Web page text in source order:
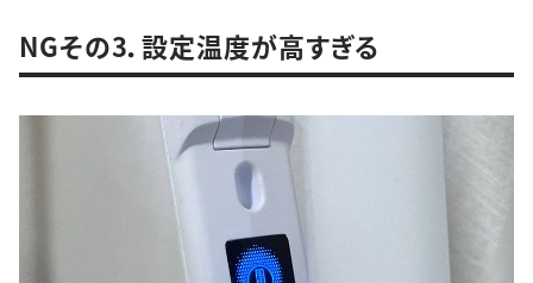
NGその3．設定温度が高すぎる